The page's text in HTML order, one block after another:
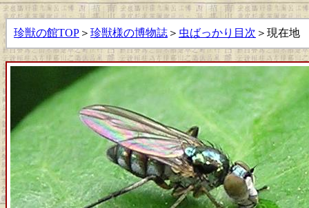
珍獣の館TOP ＞ 珍獣様の博物誌 ＞ 虫ばっかり目次 ＞現在地